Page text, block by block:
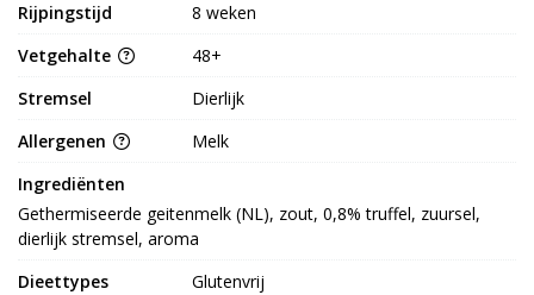
Rijpingstijd
8 weken
Vetgehalte
48+
Stremsel
Dierlijk
Allergenen
Melk
Ingrediënten
Gethermiseerde geitenmelk (NL), zout, 0,8% truffel, zuursel,
dierlijk stremsel, aroma
Dieettypes
Glutenvrij